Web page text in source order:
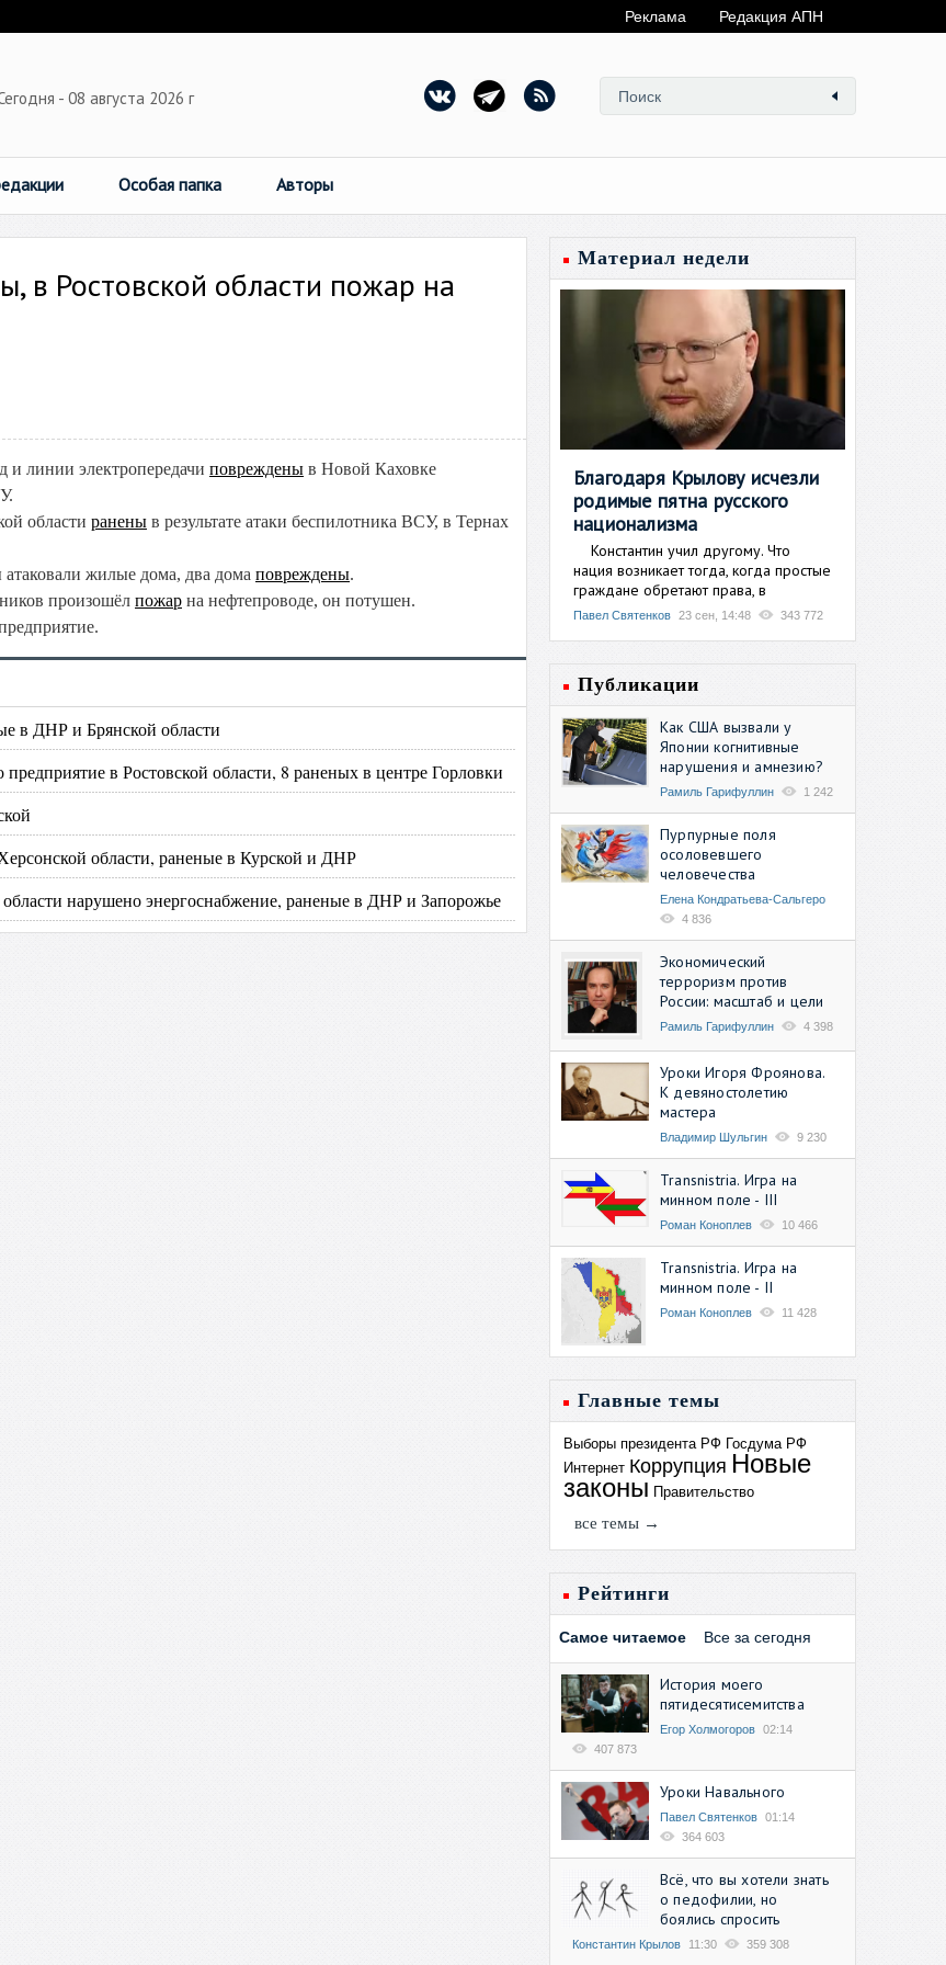
Реклама Редакция АПН
- 08 августа 2026 г
Особая папка Авторы
в Ростовской области пожар на
и линии электропередачи повреждены в Новой Каховке
области ранены в результате атаки беспилотника ВСУ, в Тернах
жилые дома, два дома повреждены.
произошёл пожар на нефтепроводе, он потушен.
в ДНР и Брянской области
в Ростовской области, 8 раненых в центре Горловки
области, раненые в Курской и ДНР
нарушено энергоснабжение, раненые в ДНР и Запорожье
Материал недели
Благодаря Крылову исчезли
родимые пятна русского
национализма
Константин учил другому. Что
нация возникает тогда, когда простые
граждане обретают права, в
Павел Святенков 23 сен, 14:48 343 772
Публикации
Как США вызвали у
Японии когнитивные
нарушения и амнезию?
Рамиль Гарифуллин 1 242
Пурпурные поля
осоловевшего
человечества
Елена Кондратьева-Сальгеро
4 836
Экономический
терроризм против
России: масштаб и цели
Рамиль Гарифуллин 4 398
Уроки Игоря Фроянова.
К девяностолетию
мастера
Владимир Шульгин 9 230
Transnistria. Игра на
минном поле - III
Роман Коноплев 10 466
Transnistria. Игра на
минном поле - II
Роман Коноплев 11 428
Главные темы
Выборы президента РФ Госдума РФ
Интернет Коррупция Новые
законы Правительство
все темы →
Рейтинги
Самое читаемое Все за сегодня
История моего
пятидесятисемитства
Егор Холмогоров 02:14
407 873
Уроки Навального
Павел Святенков 01:14
364 603
Всё, что вы хотели знать
о педофилии, но
боялись спросить
Константин Крылов 11:30 359 308